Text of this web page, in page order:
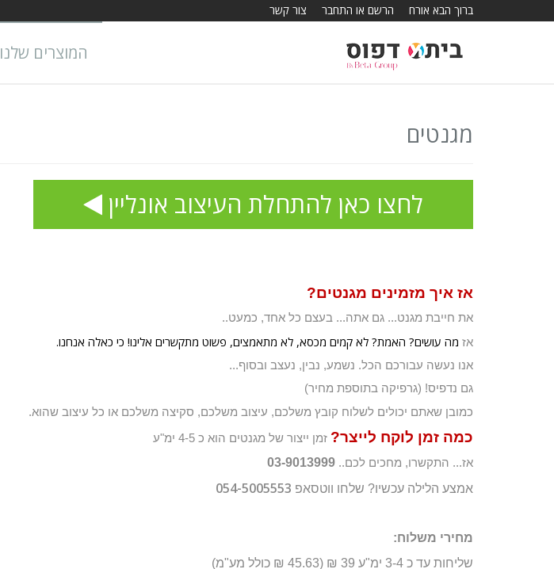
ברוך הבא אורח הרשם או התחבר צור קשר
המוצרים שלנו
מגנטים
לחצו כאן להתחלת העיצוב אונליין
אז איך מזמינים מגנטים?
את חייבת מגנט... גם אתה... בעצם כל אחד, כמעט..
אז מה עושים? האמת? לא קמים מכסא, לא מתאמצים, פשוט מתקשרים אלינו! כי כאלה אנחנו.
אנו נעשה עבורכם הכל. נשמע, נבין, נעצב ובסוף...
גם נדפיס! (גרפיקה בתוספת מחיר)
כמובן שאתם יכולים לשלוח קובץ משלכם, עיצוב משלכם, סקיצה משלכם או כל עיצוב שהוא.
כמה זמן לוקח לייצר? זמן ייצור של מגנטים הוא כ 4-5 ימ"ע
אז... התקשרו, מחכים לכם.. 03-9013999
אמצע הלילה עכשיו? שלחו ווטסאפ 054-5005553
מחירי משלוח:
שליחות עד כ 3-4 ימ"ע 39 ₪ (45.63 ₪ כולל מע"מ)